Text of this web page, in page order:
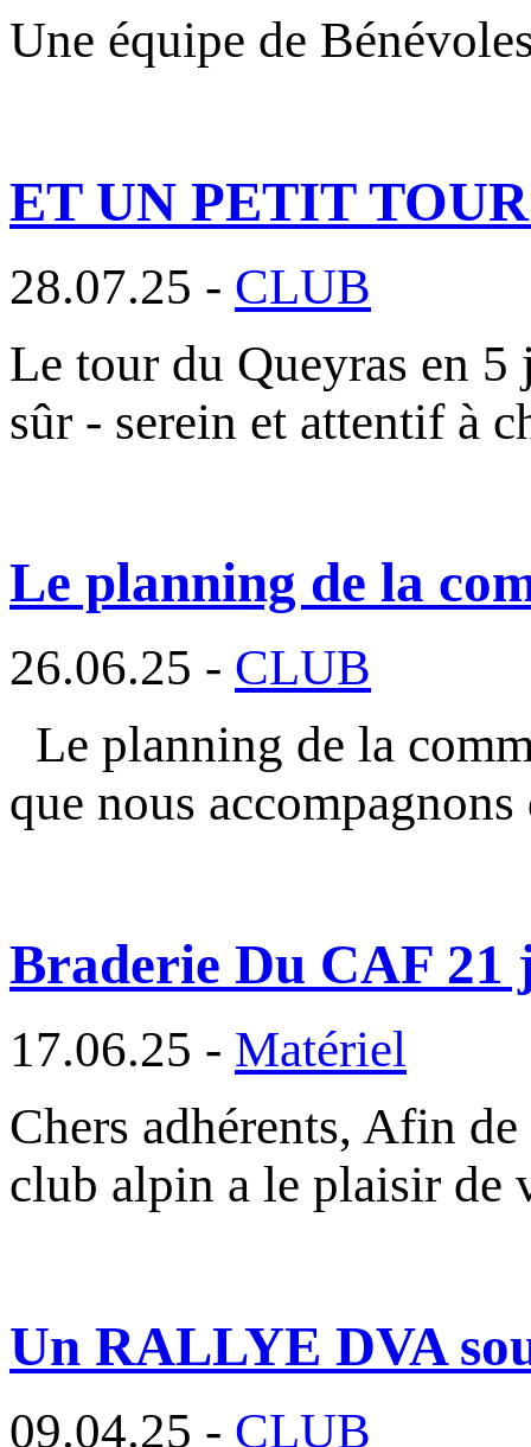
Une équipe de
ET UN PETIT
28.07.25 - CLUB
Le tour du Queyras en 5
sûr - serein et attentif à
Le planning de la
26.06.25 - CLUB
Le planning de la
que nous
Braderie Du CAF 21
17.06.25 - Matériel
Chers adhérents, Afin
club alpin a le plaisir de
Un RALLYE DVA
09.04.25 - CLUB